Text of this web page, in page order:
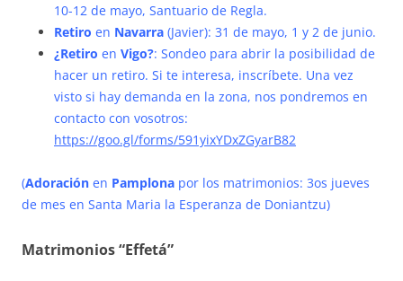
10-12 de mayo, Santuario de Regla.
Retiro en Navarra (Javier): 31 de mayo, 1 y 2 de junio.
¿Retiro en Vigo?: Sondeo para abrir la posibilidad de
hacer un retiro. Si te interesa, inscríbete. Una vez
visto si hay demanda en la zona, nos pondremos en
contacto con vosotros:
https://goo.gl/forms/591yixYDxZGyarB82
(Adoración en Pamplona por los matrimonios: 3os jueves
de mes en Santa Maria la Esperanza de Doniantzu)
Matrimonios “Effetá”